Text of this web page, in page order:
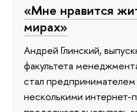
«Мне нравится
мирах»
Андрей Глинский,
факультета
стал
несколькими интернет-